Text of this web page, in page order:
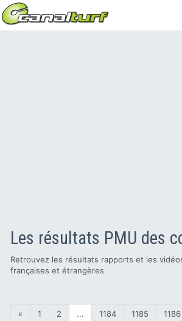
Retrouvez les résultats rapports et les
françaises et étrangères
« 1 2 ... 1184 1185 1186